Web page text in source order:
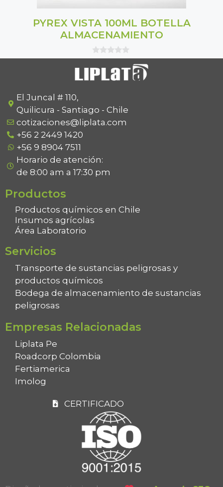
PYREX VISTA 100ML BOTELLA
ALMACENAMIENTO
0
o
u
t
El Juncal # 110,
Quilicura - Santiago - Chile
cotizaciones@liplata.com
+56 2 2449 1420
+56 9 8904 7511
Horario de atención:
de 8:00 am a 17:30 pm
Productos
Productos químicos en Chile
Insumos agrícolas
Área Laboratorio
Servicios
Transporte de sustancias peligrosas y
productos químicos
Bodega de almacenamiento de sustancias
peligrosas
Empresas Relacionadas
Liplata Pe
Roadcorp Colombia
Fertiamerica
Imolog
CERTIFICADO